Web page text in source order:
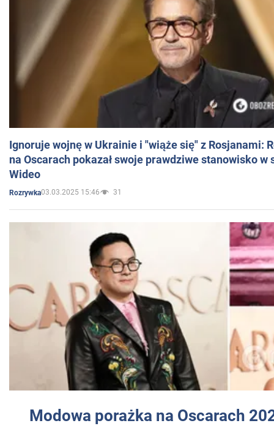
Ignoruje wojnę w Ukrainie i "wiąże się" z Rosjanami:
na Oscarach pokazał swoje prawdziwe stanowisko w
Wideo
Rozrywka03.03.2025 15:46 31
Modowa porażka na Oscarach